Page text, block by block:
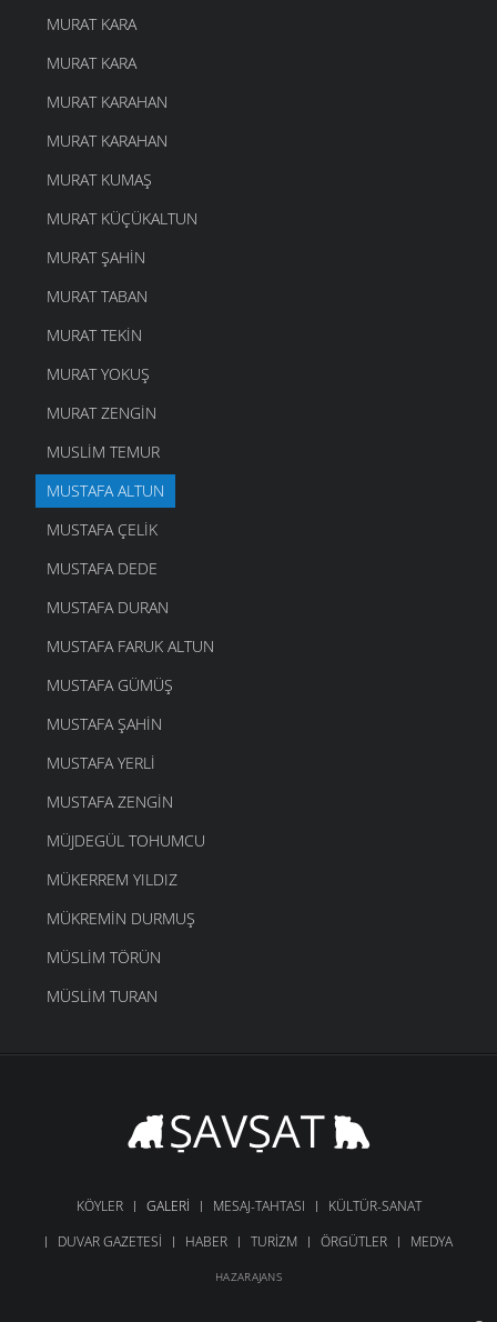
MURAT KARA
MURAT KARA
MURAT KARAHAN
MURAT KARAHAN
MURAT KUMAŞ
MURAT KÜÇÜKALTUN
MURAT ŞAHIN
MURAT TABAN
MURAT TEKIN
MURAT YOKUŞ
MURAT ZENGIN
MUSLIM TEMUR
MUSTAFA ALTUN
MUSTAFA ÇELIK
MUSTAFA DEDE
MUSTAFA DURAN
MUSTAFA FARUK ALTUN
MUSTAFA GÜMÜŞ
MUSTAFA ŞAHIN
MUSTAFA YERLI
MUSTAFA ZENGIN
MÜJDEGÜL TOHUMCU
MÜKERREM YILDIZ
MÜKREMIN DURMUŞ
MÜSLIM TÖRÜN
MÜSLIM TURAN
KÖYLER GALERI MESAJ-TAHTASI
KÜLTÜR-SANAT
DUVAR GAZETESI
HABER TURIZM ÖRGÜTLER MEDYA
HAZARAJANS